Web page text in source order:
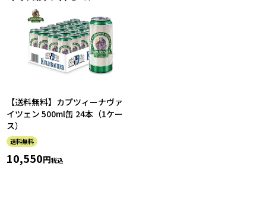
【送料無料】カプツィーナヴァ
イツェン 500ml缶 24本（1ケー
ス）
送料無料
10,550 税込